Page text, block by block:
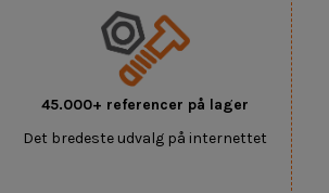
45.000+ referencer på lager
Det bredeste udvalg på internettet